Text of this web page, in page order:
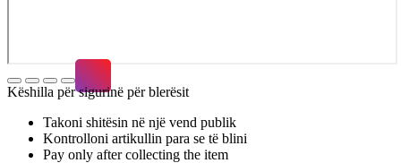
Këshilla për sigurinë për blerësit
Takoni shitësin në një vend publik
Kontrolloni artikullin para se të blini
Pay only after collecting the item